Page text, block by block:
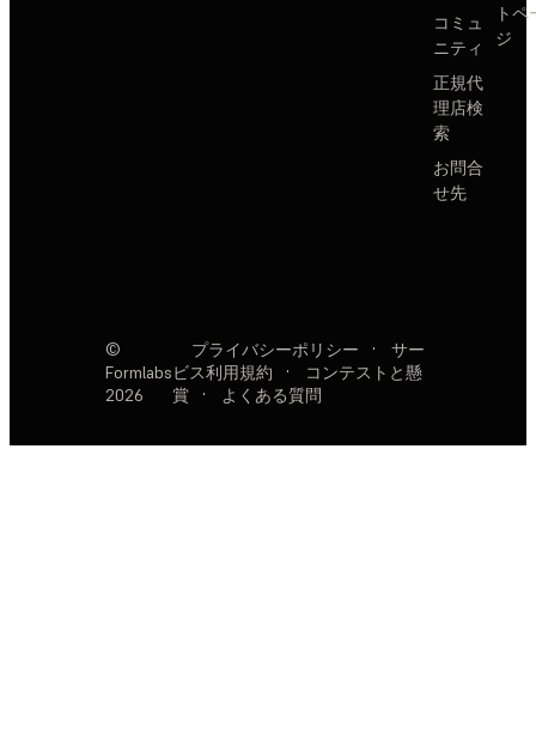
コミュ
ニティ
正規代
理店検
索
お問合
せ先
トペ
ジ
©
Formlabs
2026
プライバシーポリシー ·
サー
ビス利用規約
·
コンテストと懸
賞
· よくある質問